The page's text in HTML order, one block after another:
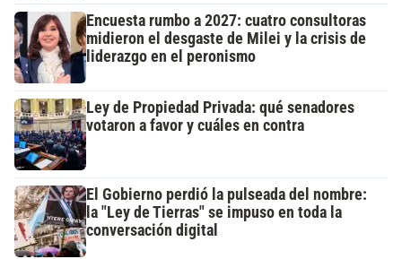
Encuesta rumbo a 2027: cuatro consultoras
midieron el desgaste de Milei y la crisis de
liderazgo en el peronismo
Ley de Propiedad Privada: qué senadores
votaron a favor y cuáles en contra
El Gobierno perdió la pulseada del nombre:
la "Ley de Tierras" se impuso en toda la
conversación digital